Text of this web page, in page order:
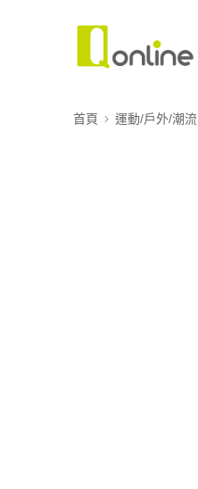
首頁 運動/戶外/潮流